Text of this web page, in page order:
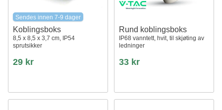
Sendes innen 7-9 dager
Koblingsboks
8,5 x 8,5 x 3,7 cm, IP54
sprutsikker
29 kr
Rund koblingsboks
IP68 vanntett, hvit, til skjøting av
ledninger
33 kr